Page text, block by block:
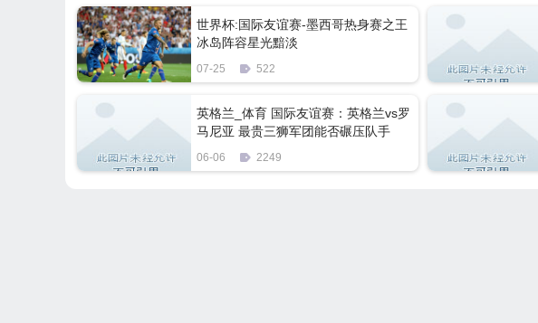
世界杯:国际友谊赛-墨西哥热身赛之王
冰岛阵容星光黯淡
07-25 522
英格兰_体育 国际友谊赛：英格兰vs罗
马尼亚 最贵三狮军团能否碾压队手
06-06 2249